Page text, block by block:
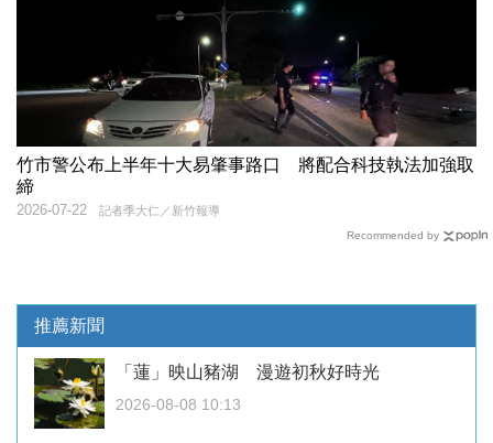
竹市警公布上半年十大易肇事路口 將配合科技執法加強取
締
記者季大仁／新竹報導
2026-07-22
Recommended by
推薦新聞
「蓮」映山豬湖 漫遊初秋好時光
2026-08-08 10:13